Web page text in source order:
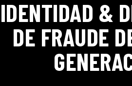
IDENTIDAD &
DE FRAUDE